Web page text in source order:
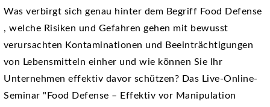
Was verbirgt sich genau hinter dem Begriff Food Defense
, welche Risiken und Gefahren gehen mit bewusst
verursachten Kontaminationen und Beeinträchtigungen
von Lebensmitteln einher und wie können Sie Ihr
Unternehmen effektiv davor schützen? Das Live-Online-
Seminar "Food Defense – Effektiv vor Manipulation